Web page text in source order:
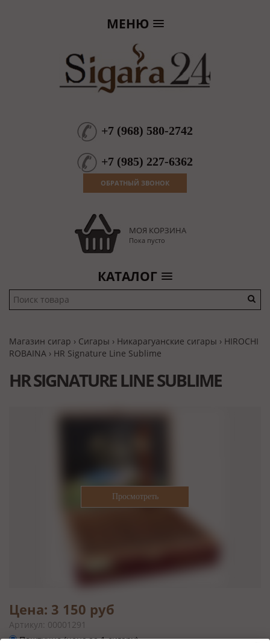
МЕНЮ
+7 (968) 580-2742
+7 (985) 227-6362
ОБРАТНЫЙ ЗВОНОК
МОЯ КОРЗИНА
Пока пусто
КАТАЛОГ
Магазин сигар › Сигары › Никарагуанские сигары › HIROCHI
ROBAINA › HR Signature Line Sublime
HR SIGNATURE LINE SUBLIME
Цена: 3 150 руб
Артикул: 00001291
Поштучно (цена за 1 сигару)